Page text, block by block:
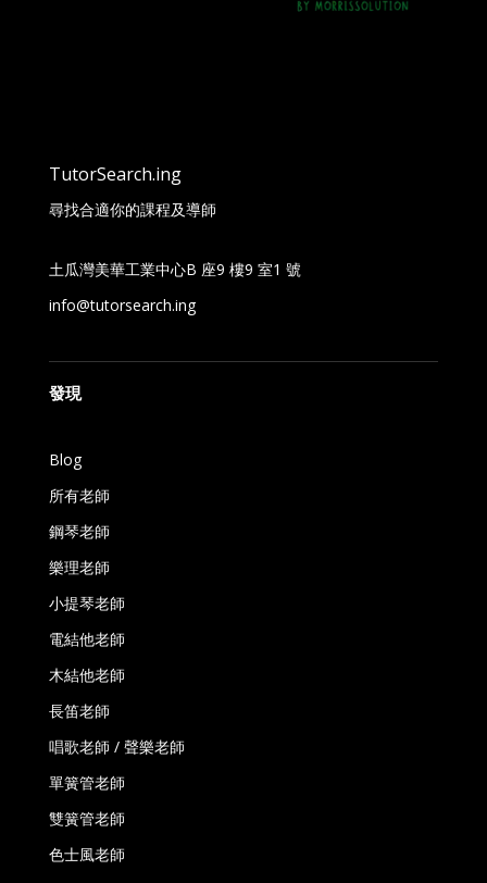
TutorSearch.ing
尋找合適你的課程及導師
土瓜灣美華工業中心B 座9 樓9 室1 號
info@tutorsearch.ing
發現
Blog
所有老師
鋼琴老師
樂理老師
小提琴老師
電結他老師
木結他老師
長笛老師
唱歌老師 / 聲樂老師
單簧管老師
雙簧管老師
色士風老師